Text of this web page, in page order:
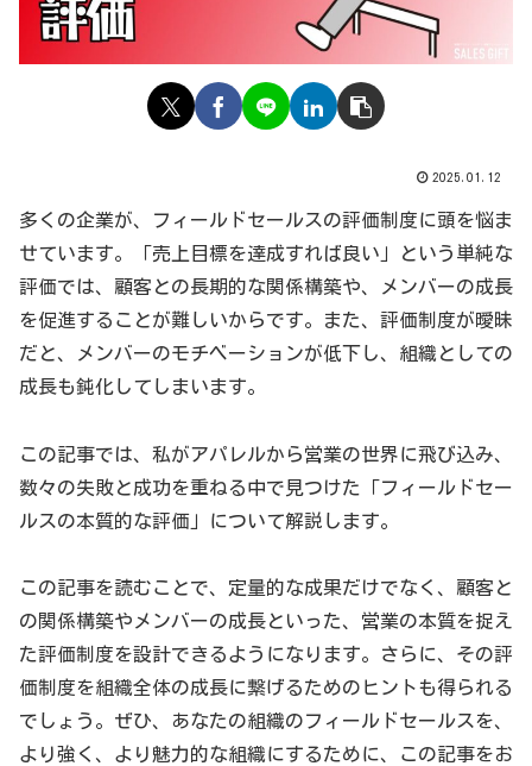
2025.01.12
多くの企業が、フィールドセールスの評価制度に頭を悩ま
せています。「売上目標を達成すれば良い」という単純な
評価では、顧客との長期的な関係構築や、メンバーの成長
を促進することが難しいからです。また、評価制度が曖昧
だと、メンバーのモチベーションが低下し、組織としての
成長も鈍化してしまいます。
この記事では、私がアパレルから営業の世界に飛び込み、
数々の失敗と成功を重ねる中で見つけた「フィールドセー
ルスの本質的な評価」について解説します。
この記事を読むことで、定量的な成果だけでなく、顧客と
の関係構築やメンバーの成長といった、営業の本質を捉え
た評価制度を設計できるようになります。さらに、その評
価制度を組織全体の成長に繋げるためのヒントも得られる
でしょう。ぜひ、あなたの組織のフィールドセールスを、
より強く、より魅力的な組織にするために、この記事をお